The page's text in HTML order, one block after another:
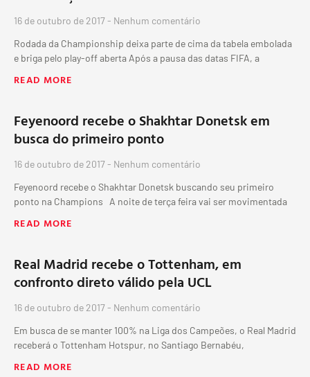
16 de outubro de 2017
Nenhum comentário
Rodada da Championship deixa parte de cima da tabela embolada
e briga pelo play-off aberta Após a pausa das datas FIFA, a
READ MORE
Feyenoord recebe o Shakhtar Donetsk em
busca do primeiro ponto
16 de outubro de 2017
Nenhum comentário
Feyenoord recebe o Shakhtar Donetsk buscando seu primeiro
ponto na Champions A noite de terça feira vai ser movimentada
READ MORE
Real Madrid recebe o Tottenham, em
confronto direto válido pela UCL
16 de outubro de 2017
Nenhum comentário
Em busca de se manter 100% na Liga dos Campeões, o Real Madrid
receberá o Tottenham Hotspur, no Santiago Bernabéu,
READ MORE